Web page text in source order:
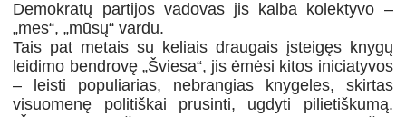
Demokratų partijos vadovas jis kalba kolektyvo –
„mes“, „mūsų“ vardu.
Tais pat metais su keliais draugais įsteigęs knygų
leidimo bendrovę „Šviesa“, jis ėmėsi kitos iniciatyvos
– leisti populiarias, nebrangias knygeles, skirtas
visuomenę politiškai prusinti, ugdyti pilietiškumą.